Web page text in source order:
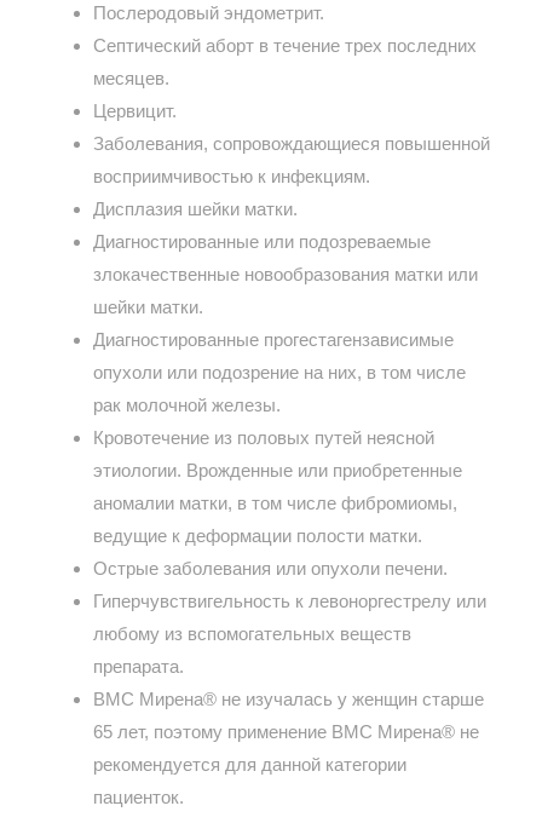
Послеродовый эндометрит.
Септический аборт в течение трех последних
месяцев.
Цервицит.
Заболевания, сопровождающиеся повышенной
восприимчивостью к инфекциям.
Дисплазия шейки матки.
Диагностированные или подозреваемые
злокачественные новообразования матки или
шейки матки.
Диагностированные прогестагензависимые
опухоли или подозрение на них, в том числе
рак молочной железы.
Кровотечение из половых путей неясной
этиологии. Врожденные или приобретенные
аномалии матки, в том числе фибромиомы,
ведущие к деформации полости матки.
Острые заболевания или опухоли печени.
Гиперчувствигельность к левоноргестрелу или
любому из вспомогательных веществ
препарата.
ВМС Мирена® не изучалась у женщин старше
65 лет, поэтому применение ВМС Мирена® не
рекомендуется для данной категории
пациенток.